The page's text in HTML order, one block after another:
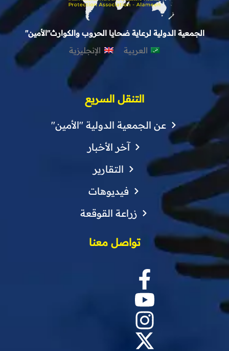
الجمعية الدولية لرعاية ضحايا الحروب والكوارث"الأمين"
العربية الإنجليزية
التنقل السريع
عن الجمعية الدولية "الأمين"
آخر الأخبار
التقارير
فيديوهات
زراعة القوقعة
تواصل معنا